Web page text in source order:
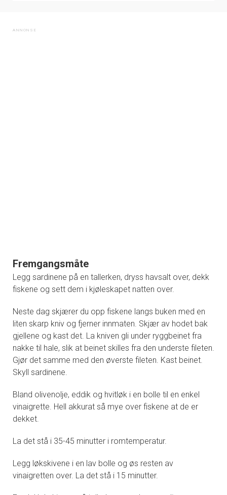
Fremgangsmåte
Legg sardinene på en tallerken, dryss havsalt over, dekk
fiskene og sett dem i kjøleskapet natten over.
Neste dag skjærer du opp fiskene langs buken med en
liten skarp kniv og fjerner innmaten. Skjær av hodet bak
gjellene og kast det. La kniven gli under ryggbeinet fra
nakke til hale, slik at beinet skilles fra den underste fileten.
Gjør det samme med den øverste fileten. Kast beinet.
Skyll sardinene.
Bland olivenolje, eddik og hvitløk i en bolle til en enkel
vinaigrette. Hell akkurat så mye over fiskene at de er
dekket.
La det stå i 35-45 minutter i romtemperatur.
Legg løkskivene i en lav bolle og øs resten av
vinaigretten over. La det stå i 15 minutter.